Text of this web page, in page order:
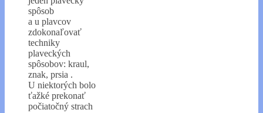
spôsob
a u plavcov
zdokonaľovať
techniky
plaveckých
spôsobov: kraul,
znak, prsia .
U niektorých bolo
ťažké prekonať
počiatočný strach